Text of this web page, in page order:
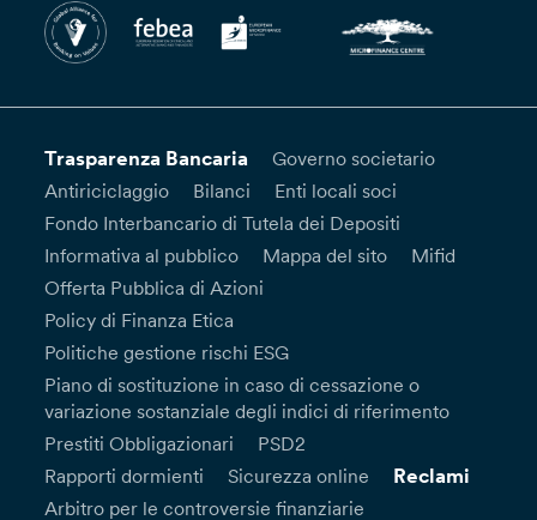
Trasparenza Bancaria
Governo societario
Antiriciclaggio
Bilanci
Enti locali soci
Fondo Interbancario di Tutela dei Depositi
Informativa al pubblico
Mappa del sito
Mifid
Offerta Pubblica di Azioni
Policy di Finanza Etica
Politiche gestione rischi ESG
Piano di sostituzione in caso di cessazione o
variazione sostanziale degli indici di riferimento
Prestiti Obbligazionari
PSD2
Rapporti dormienti
Sicurezza online Reclami
Arbitro per le controversie finanziarie